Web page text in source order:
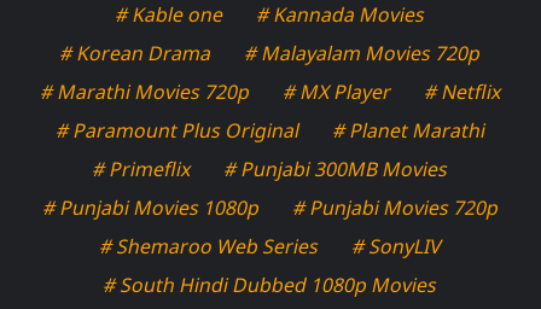
# Kable one
# Kannada Movies
# Korean Drama
# Malayalam Movies 720p
# Marathi Movies 720p
# MX Player
# Netflix
# Paramount Plus Original
# Planet Marathi
# Primeflix
# Punjabi 300MB Movies
# Punjabi Movies 1080p
# Punjabi Movies 720p
# Shemaroo Web Series
# SonyLIV
# South Hindi Dubbed 1080p Movies